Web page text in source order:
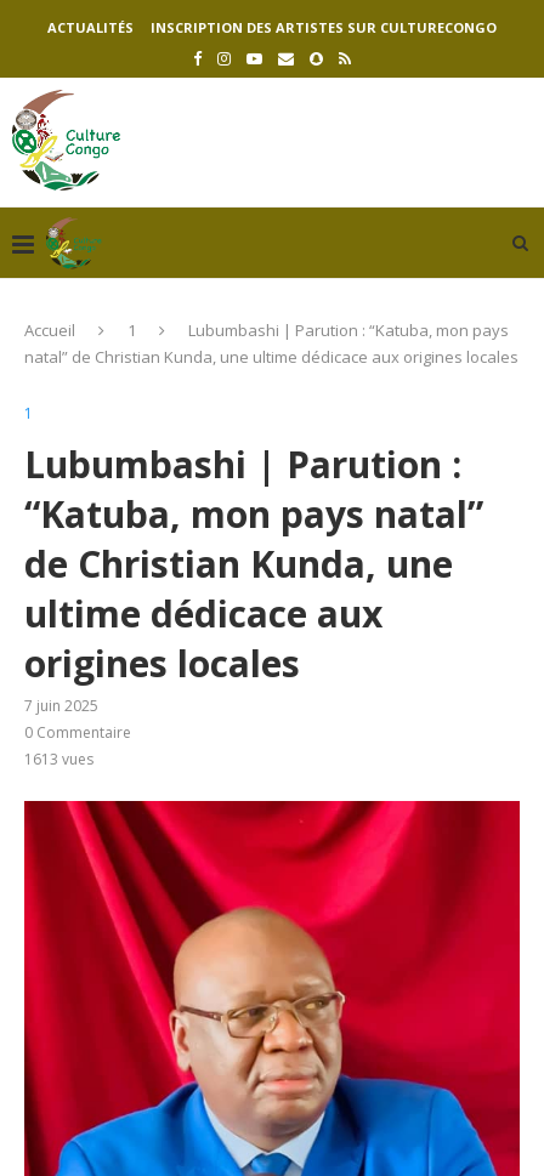
ACTUALITÉS INSCRIPTION DES ARTISTES SUR CULTURECONGO
Accueil 1
Lubumbashi | Parution : “Katuba, mon pays
natal” de Christian Kunda, une ultime dédicace aux origines locales
1
Lubumbashi | Parution :
“Katuba, mon pays natal”
de Christian Kunda, une
ultime dédicace aux
origines locales
7 juin 2025
0 Commentaire
1613 vues